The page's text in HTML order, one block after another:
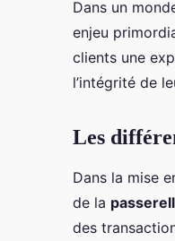
Dans un
enjeu
clients une
l’intégrité de
Les
Dans la mise
de la
des